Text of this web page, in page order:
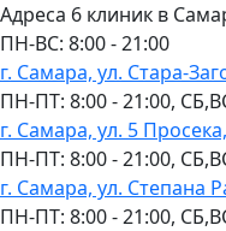
Адреса 6 клиник в
ПН-ВC: 8:00 - 21:00
г. Самара, ул. Стара-
ПН-ПТ: 8:00 - 21:00,
г. Самара, ул. 5
ПН-ПТ: 8:00 - 21:00,
г. Самара, ул. Степана
ПН-ПТ: 8:00 - 21:00,